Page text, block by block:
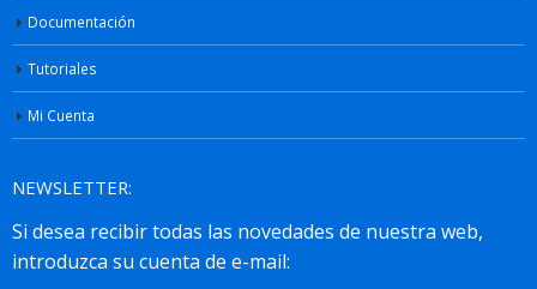
Documentación
Tutoriales
Mi Cuenta
NEWSLETTER: